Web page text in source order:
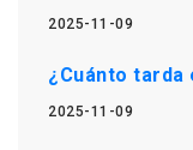
2025-11-09
¿Cuánto
2025-11-09